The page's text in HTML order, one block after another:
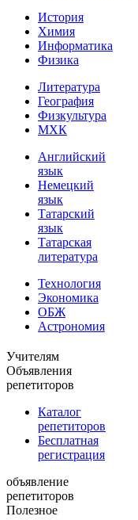
История
Химия
Информатика
Физика
Литература
География
Физкультура
МХК
Английский
язык
Немецкий
язык
Татарский
язык
Татарская
литература
Технология
Экономика
ОБЖ
Астрономия
Учителям
Объявления
репетиторов
Каталог
репетиторов
Бесплатная
регистрация
объявление
репетиторов
Полезное